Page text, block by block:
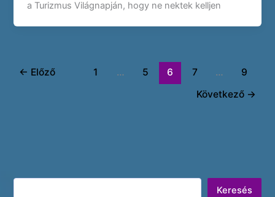
a Turizmus Világnapján, hogy ne nektek kelljen
← Előző 1 … 5 6 7 …
9
Következő →
Keresés
Keresés